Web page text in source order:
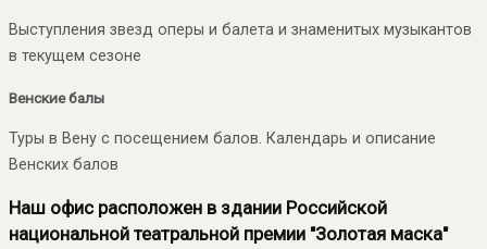
Выступления звезд оперы и балета и знаменитых музыкантов
в текущем сезоне
Венские балы
Туры в Вену с посещением балов. Календарь и описание
Венских балов
Наш офис расположен в здании Российской
национальной театральной премии "Золотая маска"